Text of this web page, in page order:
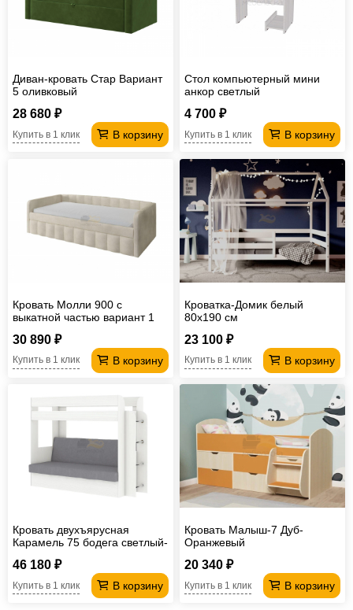
Диван-кровать Стар Вариант
5 оливковый
28 680 ₽
В корзину
Купить в 1 клик
Стол компьютерный мини
анкор светлый
4 700 ₽
В корзину
Купить в 1 клик
Кровать Молли 900 с
выкатной частью вариант 1
30 890 ₽
В корзину
Купить в 1 клик
Кроватка-Домик белый
80х190 см
23 100 ₽
В корзину
Купить в 1 клик
Кровать двухъярусная
Карамель 75 бодега светлый-
46 180 ₽
В корзину
Купить в 1 клик
Кровать Малыш-7 Дуб-
Оранжевый
20 340 ₽
В корзину
Купить в 1 клик